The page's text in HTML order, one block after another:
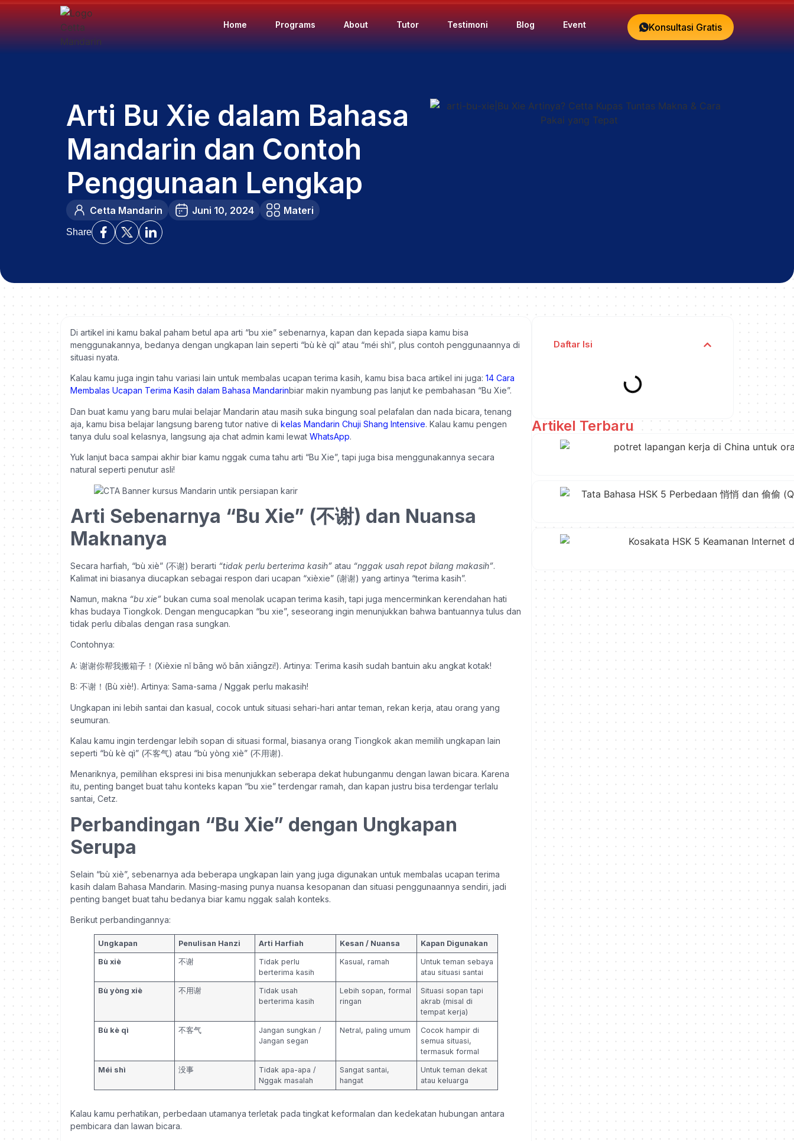
Home Programs About Tutor Testimoni Blog Event Konsultasi Gratis
Arti Bu Xie dalam Bahasa
Mandarin dan Contoh
Penggunaan Lengkap
Cetta Mandarin Juni 10, 2024 Materi
Share
Di artikel ini kamu bakal paham betul apa arti “bu xie” sebenarnya, kapan dan kepada siapa kamu bisa
menggunakannya, bedanya dengan ungkapan lain seperti “bù kè qì” atau “méi shì”, plus contoh penggunaannya di
situasi nyata.
Kalau kamu juga ingin tahu variasi lain untuk membalas ucapan terima kasih, kamu bisa baca artikel ini juga: 14 Cara
Membalas Ucapan Terima Kasih dalam Bahasa Mandarinbiar makin nyambung pas lanjut ke pembahasan “Bu Xie”.
Dan buat kamu yang baru mulai belajar Mandarin atau masih suka bingung soal pelafalan dan nada bicara, tenang
aja, kamu bisa belajar langsung bareng tutor native di kelas Mandarin Chuji Shang Intensive. Kalau kamu pengen
tanya dulu soal kelasnya, langsung aja chat admin kami lewat WhatsApp.
Yuk lanjut baca sampai akhir biar kamu nggak cuma tahu arti “Bu Xie”, tapi juga bisa menggunakannya secara
natural seperti penutur asli!
Arti Sebenarnya “Bu Xie” (不谢) dan Nuansa
Maknanya
Secara harfiah, “bù xiè” (不谢) berarti “tidak perlu berterima kasih” atau “nggak usah repot bilang makasih”.
Kalimat ini biasanya diucapkan sebagai respon dari ucapan “xièxie” (谢谢) yang artinya “terima kasih”.
Namun, makna “bu xie” bukan cuma soal menolak ucapan terima kasih, tapi juga mencerminkan kerendahan hati
khas budaya Tiongkok. Dengan mengucapkan “bu xie”, seseorang ingin menunjukkan bahwa bantuannya tulus dan
tidak perlu dibalas dengan rasa sungkan.
Contohnya:
A: 谢谢你帮我搬箱子！(Xièxie nǐ bāng wǒ bān xiāngzi!). Artinya: Terima kasih sudah bantuin aku angkat kotak!
B: 不谢！(Bù xiè!). Artinya: Sama-sama / Nggak perlu makasih!
Ungkapan ini lebih santai dan kasual, cocok untuk situasi sehari-hari antar teman, rekan kerja, atau orang yang
seumuran.
Kalau kamu ingin terdengar lebih sopan di situasi formal, biasanya orang Tiongkok akan memilih ungkapan lain
seperti “bù kè qì” (不客气) atau “bù yòng xiè” (不用谢).
Menariknya, pemilihan ekspresi ini bisa menunjukkan seberapa dekat hubunganmu dengan lawan bicara. Karena
itu, penting banget buat tahu konteks kapan “bu xie” terdengar ramah, dan kapan justru bisa terdengar terlalu
santai, Cetz.
Perbandingan “Bu Xie” dengan Ungkapan
Serupa
Selain “bù xiè”, sebenarnya ada beberapa ungkapan lain yang juga digunakan untuk membalas ucapan terima
kasih dalam Bahasa Mandarin. Masing-masing punya nuansa kesopanan dan situasi penggunaannya sendiri, jadi
penting banget buat tahu bedanya biar kamu nggak salah konteks.
Berikut perbandingannya:
Ungkapan Penulisan Hanzi Arti Harfiah Kesan / Nuansa Kapan Digunakan
Bù xiè 不谢
Tidak perlu
berterima kasih
Kasual, ramah
Untuk teman sebaya
atau situasi santai
Bù yòng xiè 不用谢
Tidak usah
berterima kasih
Lebih sopan, formal
ringan
Situasi sopan tapi
akrab (misal di
tempat kerja)
Bù kè qì 不客气
Jangan sungkan /
Jangan segan
Netral, paling umum
Cocok hampir di
semua situasi,
termasuk formal
Méi shì 没事
Tidak apa-apa /
Nggak masalah
Sangat santai,
hangat
Untuk teman dekat
atau keluarga
Kalau kamu perhatikan, perbedaan utamanya terletak pada tingkat keformalan dan kedekatan hubungan antara
pembicara dan lawan bicara.
Daftar Isi
Artikel Terbaru